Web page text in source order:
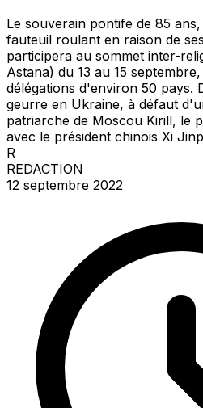
Le souverain pontife de 85
fauteuil roulant en raison de
participera au sommet inter-
Astana) du 13 au 15
délégations d'environ 50 pays.
geurre en Ukraine, à défaut
patriarche de Moscou Kirill, le
avec le président chinois Xi
R
REDACTION
12 septembre 2022